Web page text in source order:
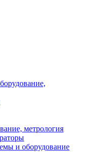
метрология
и оборудование